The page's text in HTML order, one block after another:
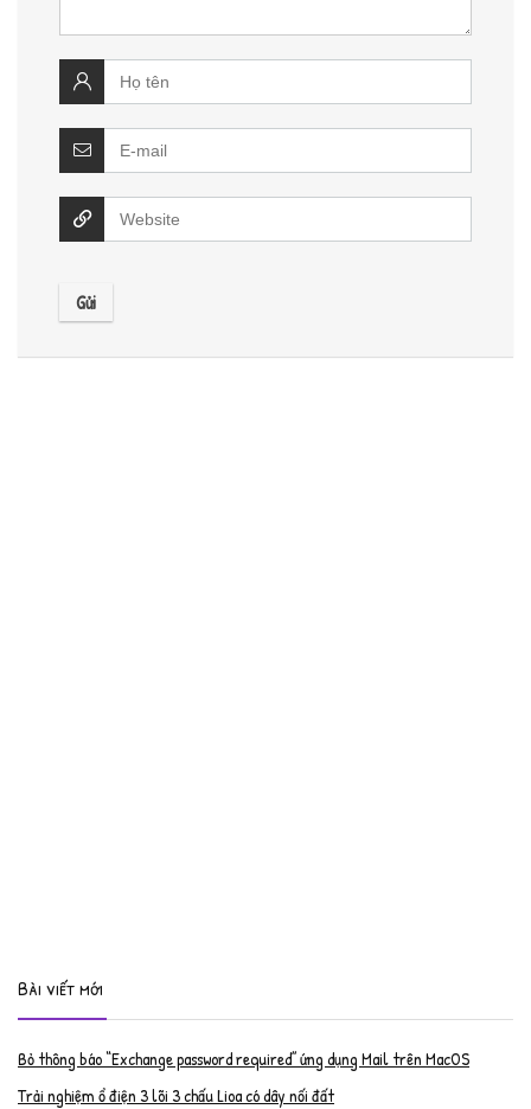
Bài viết mới
Bỏ thông báo “Exchange password required” ứng dụng Mail trên MacOS
Trải nghiệm ổ điện 3 lõi 3 chấu Lioa có dây nối đất